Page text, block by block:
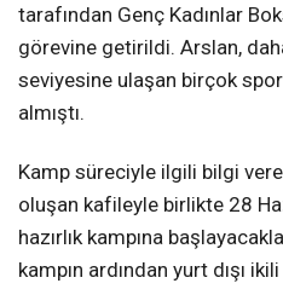
tarafından Genç Kadınlar
görevine getirildi. Arslan,
seviyesine ulaşan birçok
almıştı.
Kamp süreciyle ilgili bilgi
oluşan kafileyle birlikte 28
hazırlık kampına
kampın ardından yurt dışı